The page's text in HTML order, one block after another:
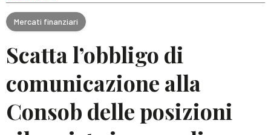
Mercati finanziari
Scatta l’obbligo di
comunicazione alla
Consob delle posizioni